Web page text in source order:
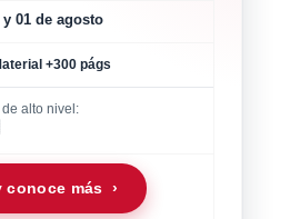
01 de agosto
+300 págs
alto nivel:
conoce más ›